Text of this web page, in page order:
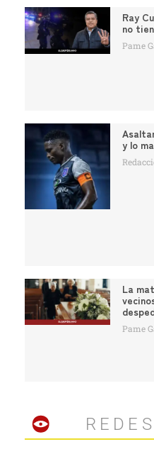
Ray
no
Pame
y lo
La
Pame
REDES